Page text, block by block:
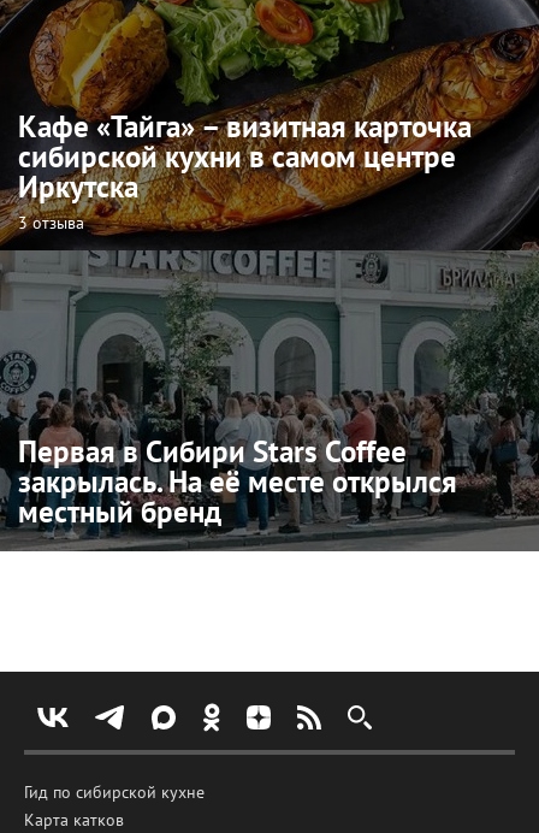
Кафе «Тайга» – визитная карточка
сибирской кухни в самом центре
Иркутска
3 отзыва
Первая в Сибири Stars Coffee
закрылась. На её месте открылся
местный бренд
Гид по сибирской кухне
Карта катков